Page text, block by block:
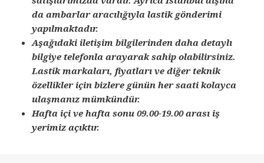
da ambarlar aracılığıyla lastik gönderimi
yapılmaktadır.
Aşağıdaki iletişim bilgilerinden daha detaylı
bilgiye telefonla arayarak sahip olabilirsiniz.
Lastik markaları, fiyatları ve diğer teknik
özellikler için bizlere günün her saati kolayca
ulaşmanız mümkündür.
Hafta içi ve hafta sonu 09.00-19.00 arası iş
yerimiz açıktır.